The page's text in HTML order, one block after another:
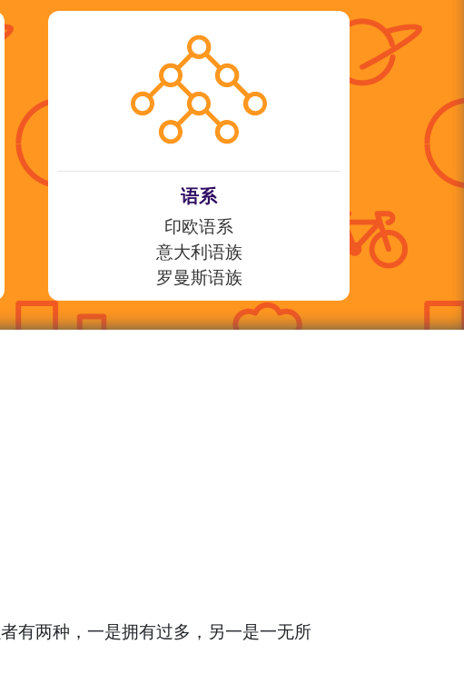
语系
印欧语系
意大利语族
罗曼斯语族
有两种，一是拥有过多，另一是一无所